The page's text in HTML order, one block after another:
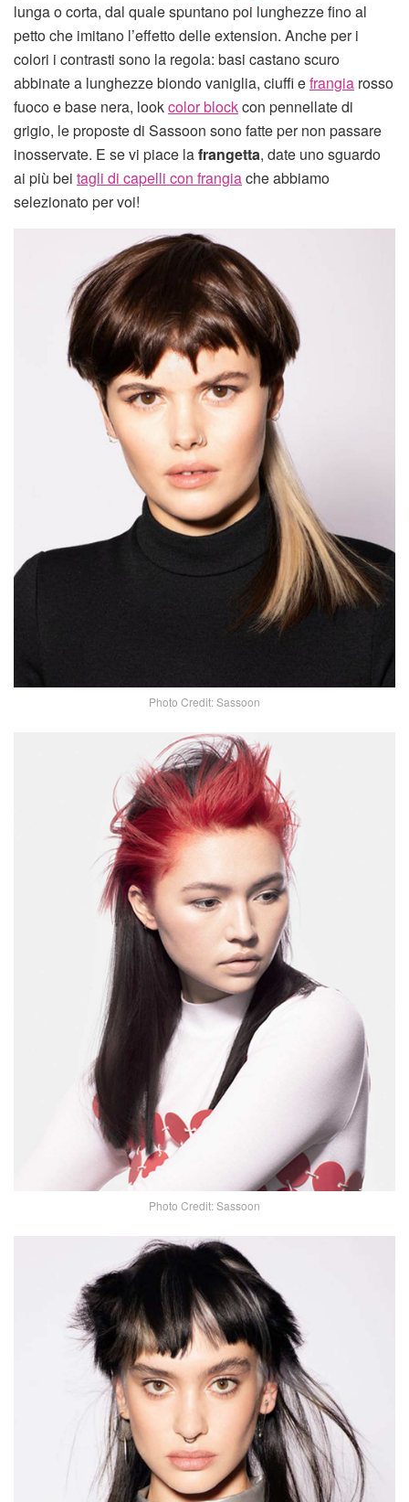
lunga o corta, dal quale spuntano poi lunghezze fino al
petto che imitano l’effetto delle extension. Anche per i
colori i contrasti sono la regola: basi castano scuro
abbinate a lunghezze biondo vaniglia, ciuffi efrangia rosso
fuoco e base nera, lookcolor blockcon pennellate di
grigio, le proposte di Sassoon sono fatte per non passare
inosservate. E se vi piace lafrangetta, date uno sguardo
ai più bei tagli di capelli con frangiache abbiamo
selezionato per voi!
Photo Credit: Sassoon
Photo Credit: Sassoon